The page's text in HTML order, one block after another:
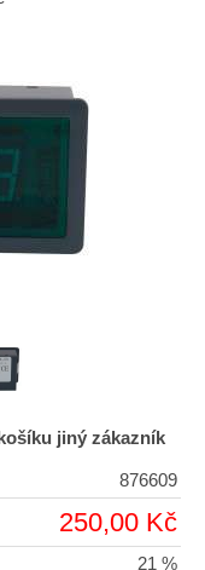
jiný zákazník
876609
250,00 Kč
21 %